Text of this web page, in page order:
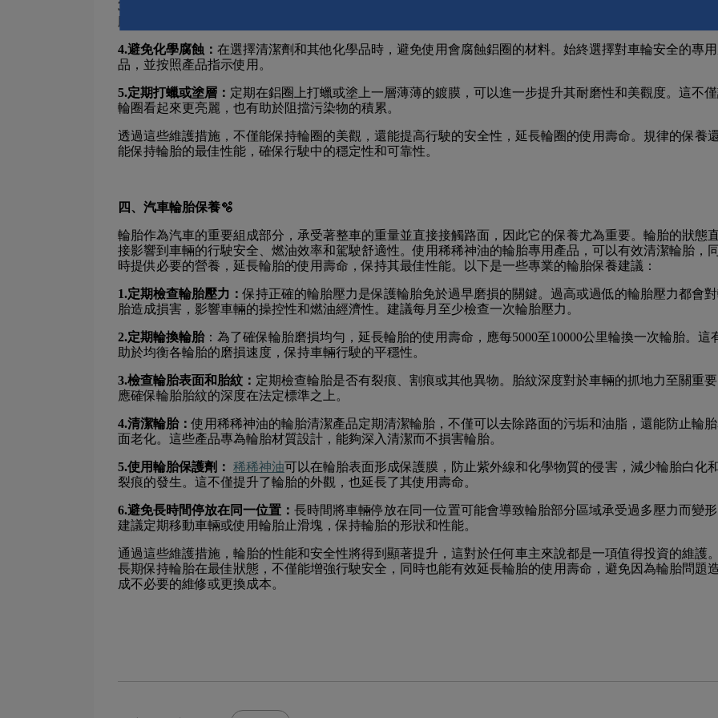
3.使用保護產品：
4.避免化學腐蝕： 在選擇清潔劑和其他化學品時，避免使用會腐蝕鋁圈的材料。始終選擇對車輪安全的專
品，並按照產品指示使用。
5.定期打蠟或塗層： 定期在鋁圈上打蠟或塗上一層薄薄的鍍膜，可以進一步提升其耐磨性和美觀度。這不
輪圈看起來更亮麗，也有助於阻擋污染物的積累。
透過這些維護措施，不僅能保持輪圈的美觀，還能提高行駛的安全性，延長輪圈的使用壽命。規律的保養還
能保持輪胎的最佳性能，確保行駛中的穩定性和可靠性。
四、汽車輪胎保養🫧
輪胎作為汽車的重要組成部分，承受著整車的重量並直接接觸路面，因此它的保養尤為重要。輪胎的狀態
接影響到車輛的行駛安全、燃油效率和駕駛舒適性。使用稀稀神油的輪胎專用產品，可以有效清潔輪胎，同
時提供必要的營養，延長輪胎的使用壽命，保持其最佳性能。以下是一些專業的輪胎保養建議：
1.定期檢查輪胎壓力：保持正確的輪胎壓力是保護輪胎免於過早磨損的關鍵。過高或過低的輪胎壓力都會
胎造成損害，影響車輛的操控性和燃油經濟性。建議每月至少檢查一次輪胎壓力。
2.定期輪換輪胎：為了確保輪胎磨損均勻，延長輪胎的使用壽命，應每5000至10000公里輪換一次輪胎。這
助於均衡各輪胎的磨損速度，保持車輛行駛的平穩性。
3.檢查輪胎表面和胎紋： 定期檢查輪胎是否有裂痕、割痕或其他異物。胎紋深度對於車輛的抓地力至關重要
應確保輪胎胎紋的深度在法定標準之上。
4.清潔輪胎：使用稀稀神油的輪胎清潔產品定期清潔輪胎，不僅可以去除路面的污垢和油脂，還能防止輪
面老化。這些產品專為輪胎材質設計，能夠深入清潔而不損害輪胎。
5.使用輪胎保護劑： 稀稀神油可以在輪胎表面形成保護膜，防止紫外線和化學物質的侵害，減少輪胎白化
裂痕的發生。這不僅提升了輪胎的外觀，也延長了其使用壽命。
6.避免長時間停放在同一位置： 長時間將車輛停放在同一位置可能會導致輪胎部分區域承受過多壓力而變形
建議定期移動車輛或使用輪胎止滑塊，保持輪胎的形狀和性能。
通過這些維護措施，輪胎的性能和安全性將得到顯著提升，這對於任何車主來說都是一項值得投資的維護。
長期保持輪胎在最佳狀態，不僅能增強行駛安全，同時也能有效延長輪胎的使用壽命，避免因為輪胎問題
成不必要的維修或更換成本。